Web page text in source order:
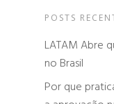
POSTS
LATAM Abre
no Brasil
Por que